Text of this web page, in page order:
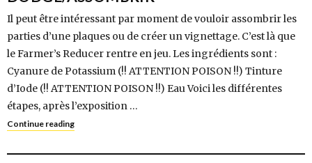
Il peut être intéressant par moment de vouloir assombrir les
parties d’une plaques ou de créer un vignettage. C’est là que
le Farmer’s Reducer rentre en jeu. Les ingrédients sont :
Cyanure de Potassium (!! ATTENTION POISON !!) Tinture
d’Iode (!! ATTENTION POISON !!) Eau Voici les différentes
étapes, après l’exposition …
Continue reading